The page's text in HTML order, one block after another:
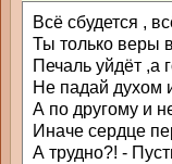
Всё сбудется ,
Ты только веры
Печаль уйдёт ,а
Не падай духом
А по другому и
Иначе сердце
А трудно?! -